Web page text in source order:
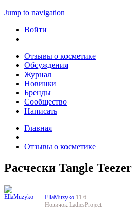
Jump to navigation
Войти
Отзывы о косметике
Обсуждения
Журнал
Новинки
Бренды
Сообщество
Написать
Главная
—
Отзывы о косметике
Расчески Tangle Teezer
EllaMuzyko 11.6
Новичок LadiesProject